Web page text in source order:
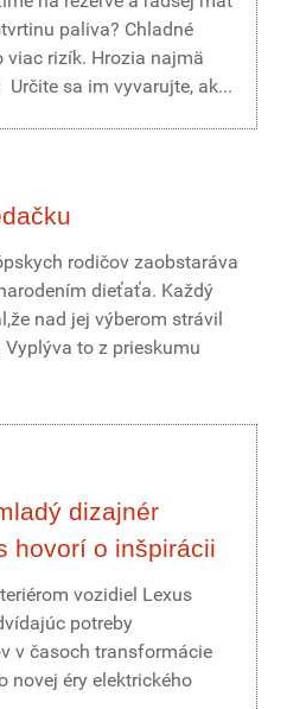
paliva? Chladné
viac rizík. Hrozia najmä
sa im vyvarujte, ak...
rodičov zaobstaráva
dieťaťa. Každý
nad jej výberom strávil
to z prieskumu
dizajnér
hovorí o inšpirácii
vozidiel Lexus
potreby
v časoch transformácie
novej éry elektrického